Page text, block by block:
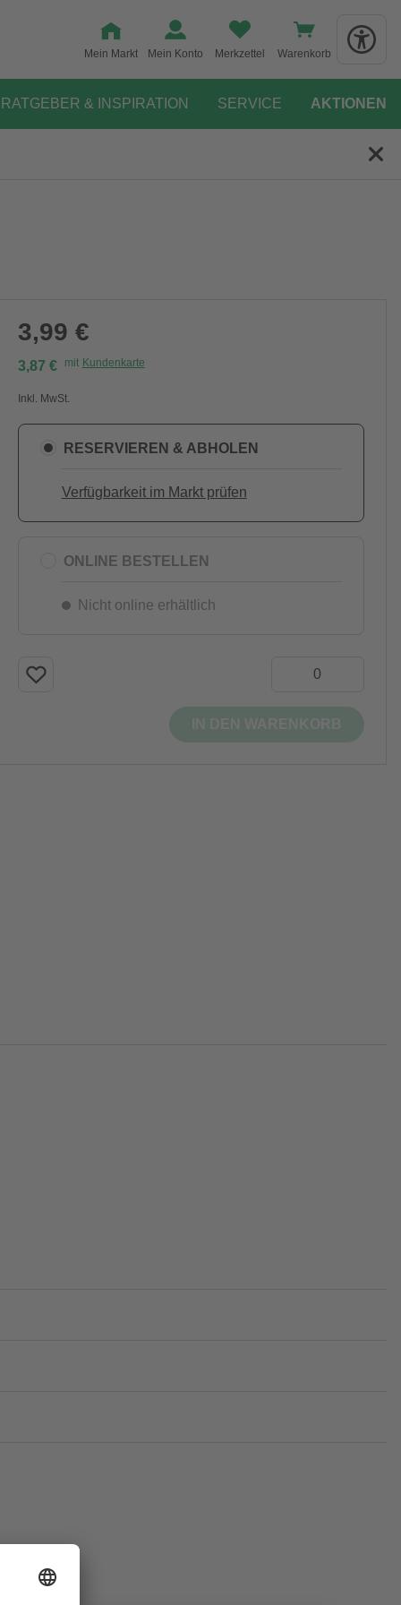
Mein Markt Mein Konto Merkzettel Warenkorb
RATGEBER & INSPIRATION SERVICE AKTIONEN
3,99 €
3,87 € mit Kundenkarte
Inkl. MwSt.
RESERVIEREN & ABHOLEN
Verfügbarkeit im Markt prüfen
ONLINE BESTELLEN
Nicht online erhältlich